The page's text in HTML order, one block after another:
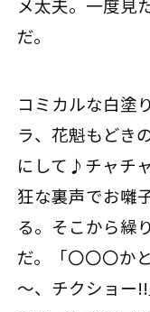
メ太夫。一度見
だ。
コミカルな白塗
ラ、花魁もどき
にして♪チャチ
狂な裏声でお囃
る。そこから繰
だ。「〇〇〇
～、チクショー